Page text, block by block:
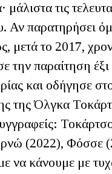
μάλιστα τις
Αν παρατηρήσει
μετά το 2017,
την παραίτηση
και οδήγησε
της Όλγκα
(2022), Φόσσε
να κάνουμε με